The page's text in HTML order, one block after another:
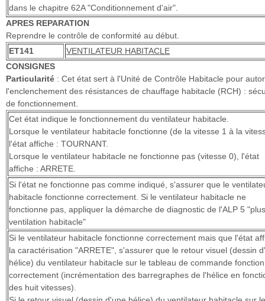
dans le chapitre 62A "Conditionnement d'air".
APRES REPARATION
Reprendre le contrôle de conformité au début.
ET141
VENTILATEUR HABITACLE
CONSIGNES
Particularité : Cet état sert à l'Unité de Contrôle Habitacle pour
l'enclenchement des résistances de chauffage habitacle (RCH) :
de fonctionnement.
Cet état indique le fonctionnement du ventilateur habitacle.
Lorsque le ventilateur habitacle fonctionne (de la vitesse 1 à la
l'état affiche : TOURNANT.
Lorsque le ventilateur habitacle ne fonctionne pas (vitesse 0), l'état
affiche : ARRETE.
Si l'état ne fonctionne pas comme indiqué, s'assurer que le
habitacle fonctionne correctement. Si le ventilateur habitacle ne
fonctionne pas, appliquer la démarche de diagnostic de l'ALP 5
ventilation habitacle"
Si le ventilateur habitacle fonctionne correctement mais que l'état
la caractérisation "ARRETE", s'assurer que le retour visuel (dessin
hélice) du ventilateur habitacle sur le tableau de commande
correctement (incrémentation des barregraphes de l'hélice en
des huit vitesses).